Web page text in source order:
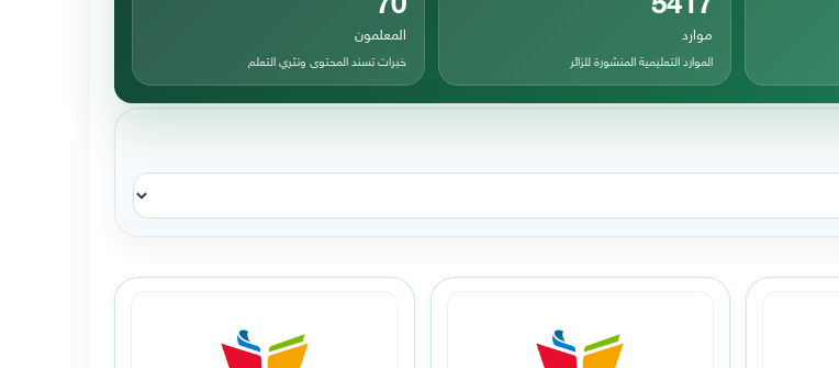
موارد
الموارد التعليمية المنشورة للزائر
المعلمون
خبرات تسند المحتوى وتثري التعلم